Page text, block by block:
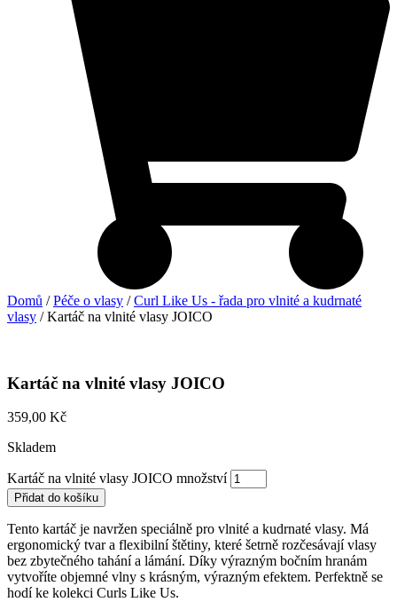
Domů /Péče o vlasy /Curl Like Us - řada pro vlnité a kudrnaté
vlasy / Kartáč na vlnité vlasy JOICO
Kartáč na vlnité vlasy JOICO
359,00 Kč
Skladem
Kartáč na vlnité vlasy JOICO množství
Přidat do košíku
Tento kartáč je navržen speciálně pro vlnité a kudrnaté vlasy. Má
ergonomický tvar a flexibilní štětiny, které šetrně rozčesávají vlasy
bez zbytečného tahání a lámání. Díky výrazným bočním hranám
vytvoříte objemné vlny s krásným, výrazným efektem. Perfektně se
hodí ke kolekci Curls Like Us.